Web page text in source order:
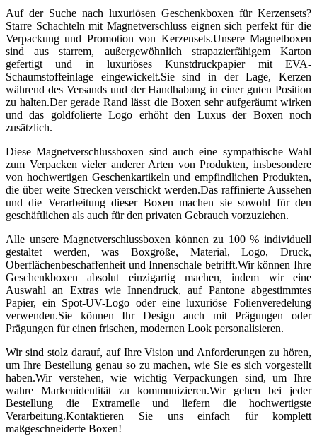
Auf der Suche nach luxuriösen Geschenkboxen für Kerzensets?
Starre Schachteln mit Magnetverschluss eignen sich perfekt für die
Verpackung und Promotion von Kerzensets.Unsere Magnetboxen
sind aus starrem, außergewöhnlich strapazierfähigem Karton
gefertigt und in luxuriöses Kunstdruckpapier mit EVA-
Schaumstoffeinlage eingewickelt.Sie sind in der Lage, Kerzen
während des Versands und der Handhabung in einer guten Position
zu halten.Der gerade Rand lässt die Boxen sehr aufgeräumt wirken
und das goldfolierte Logo erhöht den Luxus der Boxen noch
zusätzlich.
Diese Magnetverschlussboxen sind auch eine sympathische Wahl
zum Verpacken vieler anderer Arten von Produkten, insbesondere
von hochwertigen Geschenkartikeln und empfindlichen Produkten,
die über weite Strecken verschickt werden.Das raffinierte Aussehen
und die Verarbeitung dieser Boxen machen sie sowohl für den
geschäftlichen als auch für den privaten Gebrauch vorzuziehen.
Alle unsere Magnetverschlussboxen können zu 100 % individuell
gestaltet werden, was Boxgröße, Material, Logo, Druck,
Oberflächenbeschaffenheit und Innenschale betrifft.Wir können Ihre
Geschenkboxen absolut einzigartig machen, indem wir eine
Auswahl an Extras wie Innendruck, auf Pantone abgestimmtes
Papier, ein Spot-UV-Logo oder eine luxuriöse Folienveredelung
verwenden.Sie können Ihr Design auch mit Prägungen oder
Prägungen für einen frischen, modernen Look personalisieren.
Wir sind stolz darauf, auf Ihre Vision und Anforderungen zu hören,
um Ihre Bestellung genau so zu machen, wie Sie es sich vorgestellt
haben.Wir verstehen, wie wichtig Verpackungen sind, um Ihre
wahre Markenidentität zu kommunizieren.Wir gehen bei jeder
Bestellung die Extrameile und liefern die hochwertigste
Verarbeitung.Kontaktieren Sie uns einfach für komplett
maßgeschneiderte Boxen!